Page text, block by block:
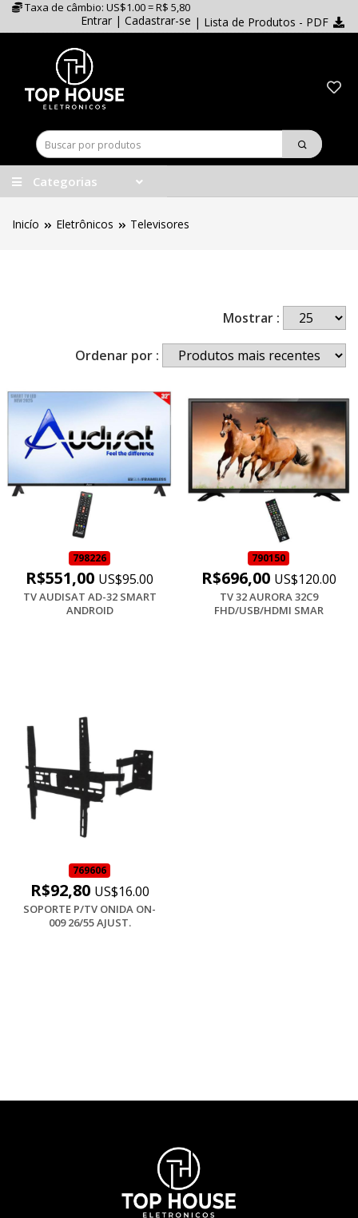
Taxa de câmbio: US$1.00 = R$ 5,80
Entrar | Cadastrar-se | Lista de Produtos - PDF
Categorias
Inicío Eletrônicos Televisores
Mostrar :
Ordenar por :
798226
R$551,00 US$95.00
TV AUDISAT AD-32 SMART
ANDROID
790150
R$696,00 US$120.00
TV 32 AURORA 32C9
FHD/USB/HDMI SMAR
769606
R$92,80 US$16.00
SOPORTE P/TV ONIDA ON-
009 26/55 AJUST.